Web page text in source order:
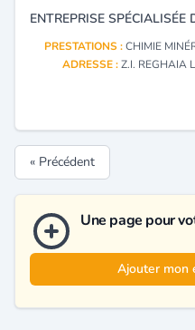
PRESTATIONS :CHIMIE
ADRESSE :Z.I. REGHAIA
« Précédent
Une page pour
Ajouter mon